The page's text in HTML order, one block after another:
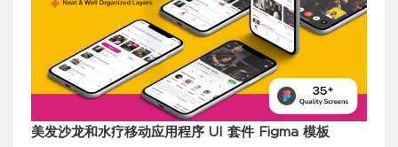
美发沙龙和水疗移动应用程序 UI 套件 Figma 模板